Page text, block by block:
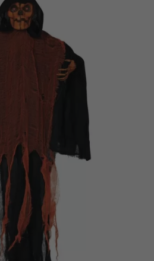
esperando por você.
CONTA